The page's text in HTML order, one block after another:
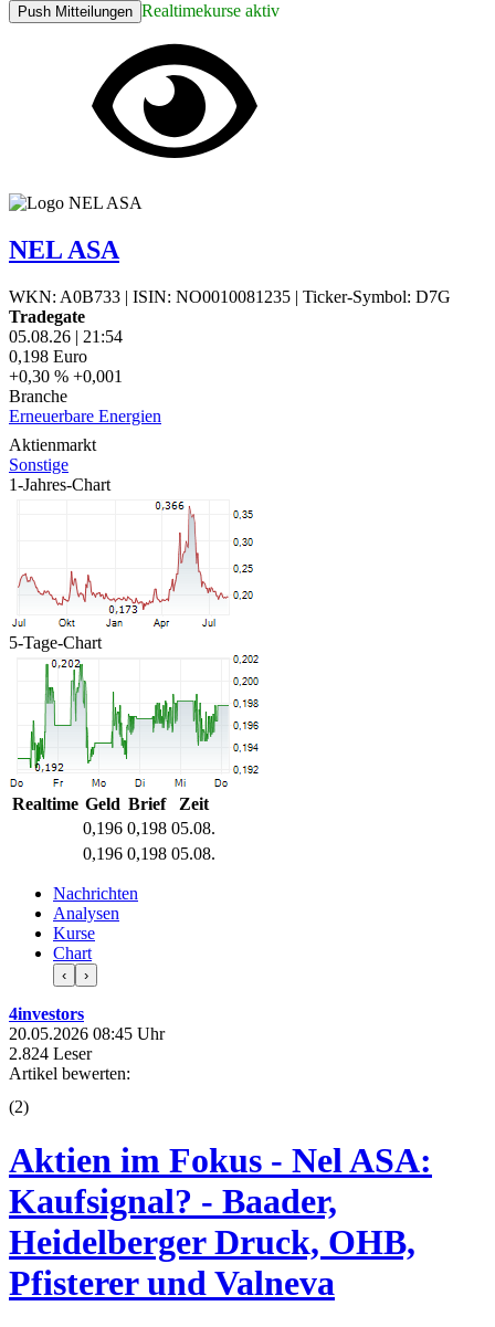
Push Mitteilungen Realtimekurse aktiv
NEL ASA
WKN: A0B733 | ISIN: NO0010081235 | Ticker-Symbol: D7G
Tradegate
05.08.26 | 21:54
0,198 Euro
+0,30 % +0,001
Branche
Erneuerbare Energien
Aktienmarkt
Sonstige
1-Jahres-Chart
5-Tage-Chart
Realtime Geld Brief
Zeit
0,196 0,198 05.08.
0,196 0,198 05.08.
Nachrichten
Analysen
Kurse
Chart
‹ ›
4investors
20.05.2026 08:45 Uhr
2.824 Leser
Artikel bewerten:
(2)
Aktien im Fokus - Nel ASA:
Kaufsignal? - Baader,
Heidelberger Druck, OHB,
Pfisterer und Valneva